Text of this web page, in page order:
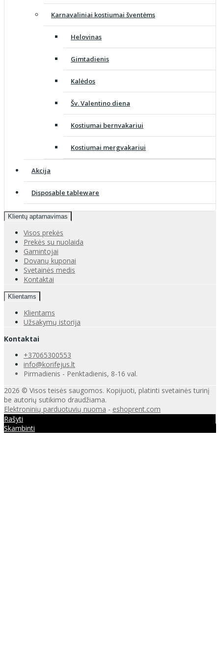
Karnavaliniai kostiumai šventėms
Helovinas
Gimtadienis
Kalėdos
Šv. Valentino diena
Kostiumai bernvakariui
Kostiumai mergvakariui
Akcija
Disposable tableware
Klientų aptarnavimas
Visos prekės
Prekės su nuolaida
Gamintojai
Dovanų kuponai
Svetainės medis
Kontaktai
Klientams
Klientams
Užsakymų istorija
Kontaktai
+37065300553
info@korifejus.lt
Pirmadienis - Penktadienis, 8-16 val.
2026 © Visos teisės saugomos. Kopijuoti, platinti svetainės turinį
be autorių sutikimo draudžiama.
Elektroninių parduotuvių nuoma - eshoprent.com
Rašyti
Skambinti